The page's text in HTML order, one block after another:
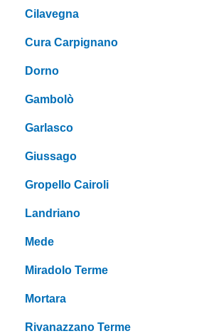
Cilavegna
Cura Carpignano
Dorno
Gambolò
Garlasco
Giussago
Gropello Cairoli
Landriano
Mede
Miradolo Terme
Mortara
Rivanazzano Terme